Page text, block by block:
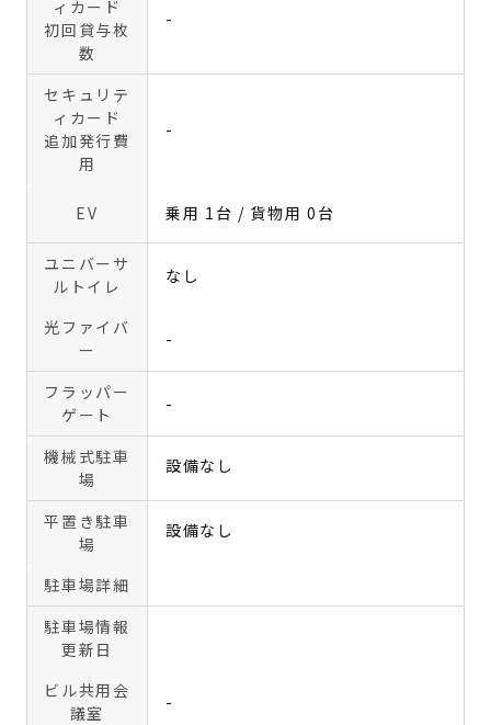
ィカード
初回貸与枚
数
-
セキュリテ
ィカード
追加発行費
用
-
EV 乗用 1台 / 貨物用 0台
ユニバーサ
ルトイレ
なし
光ファイバ
ー
-
フラッパー
ゲート
-
機械式駐車
場
設備なし
平置き駐車
場
設備なし
駐車場詳細
駐車場情報
更新日
ビル共用会
議室
-